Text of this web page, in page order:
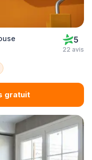
5
22 avis
gratuit